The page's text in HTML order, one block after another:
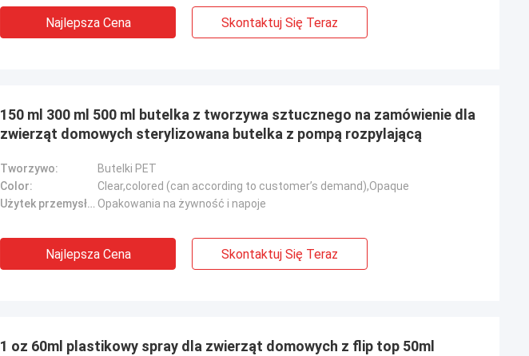
Najlepsza Cena Skontaktuj Się Teraz
150 ml 300 ml 500 ml butelka z tworzywa sztucznego na zamówienie dla
zwierząt domowych sterylizowana butelka z pompą rozpylającą
Tworzywo:
Butelki PET
Color:
Clear,colored (can according to customer’s demand),Opaque
Użytek przemysłowy:: Opakowania na żywność i napoje
Najlepsza Cena Skontaktuj Się Teraz
1 oz 60ml plastikowy spray dla zwierząt domowych z flip top 50ml